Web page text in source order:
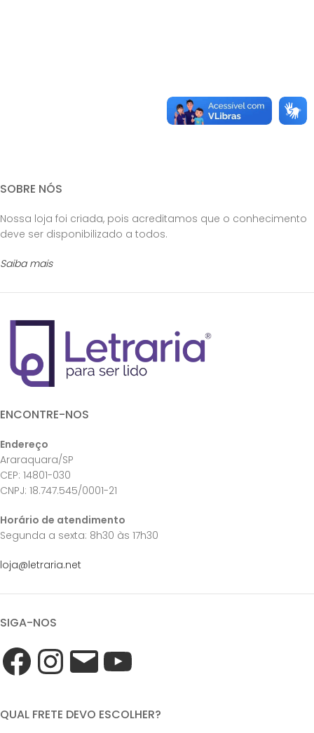
SOBRE NÓS
Nossa loja foi criada, pois acreditamos que o conhecimento
deve ser disponibilizado a todos.
Saiba mais
ENCONTRE-NOS
Endereço
Araraquara/SP
CEP: 14801-030
CNPJ: 18.747.545/0001-21
Horário de atendimento
Segunda a sexta: 8h30 às 17h30
loja@letraria.net
SIGA-NOS
QUAL FRETE DEVO ESCOLHER?